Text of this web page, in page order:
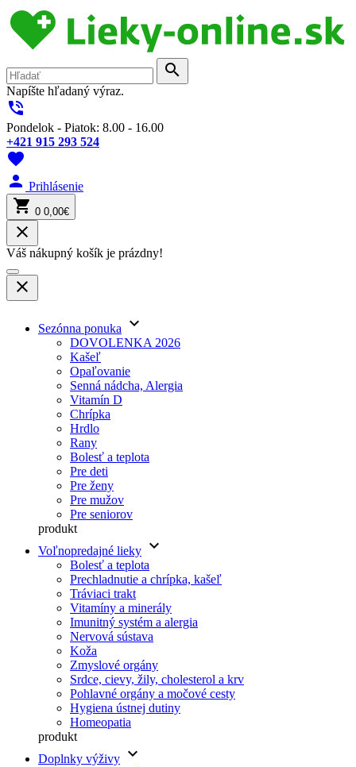
search
Napíšte hľadaný výraz.
phone_in_talk
Pondelok - Piatok: 8.00 - 16.00
+421 915 293 524
favorite
person Prihlásenie
shopping_cart 0 0,00€
close
Váš nákupný košík je prázdny!
close
Sezónna ponuka keyboard_arrow_down
DOVOLENKA 2026
Kašeľ
Opaľovanie
Senná nádcha, Alergia
Vitamín D
Chrípka
Hrdlo
Rany
Bolesť a teplota
Pre deti
Pre ženy
Pre mužov
Pre seniorov
produkt
Voľnopredajné lieky keyboard_arrow_down
Bolesť a teplota
Prechladnutie a chrípka, kašeľ
Tráviaci trakt
Vitamíny a minerály
Imunitný systém a alergia
Nervová sústava
Koža
Zmyslové orgány
Srdce, cievy, žily, cholesterol a krv
Pohlavné orgány a močové cesty
Hygiena ústnej dutiny
Homeopatia
produkt
Doplnky výživy keyboard_arrow_down